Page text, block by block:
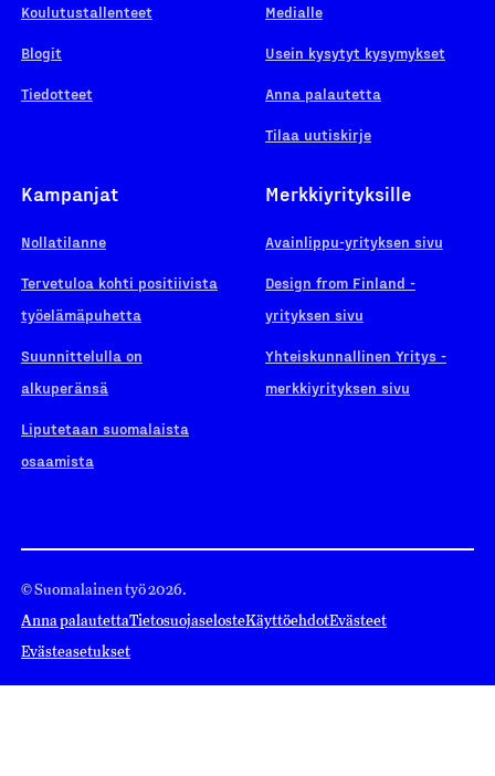
Koulutustallenteet
Blogit
Tiedotteet
Medialle
Usein kysytyt kysymykset
Anna palautetta
Tilaa uutiskirje
Kampanjat
Nollatilanne
Tervetuloa kohti positiivista
työelämäpuhetta
Suunnittelulla on
alkuperänsä
Liputetaan suomalaista
osaamista
Merkkiyrityksille
Avainlippu-yrityksen sivu
Design from Finland -
yrityksen sivu
Yhteiskunnallinen Yritys -
merkkiyrityksen sivu
© Suomalainen työ 2026.
Anna palautettaTietosuojaselosteKäyttöehdotEvästeet
Evästeasetukset